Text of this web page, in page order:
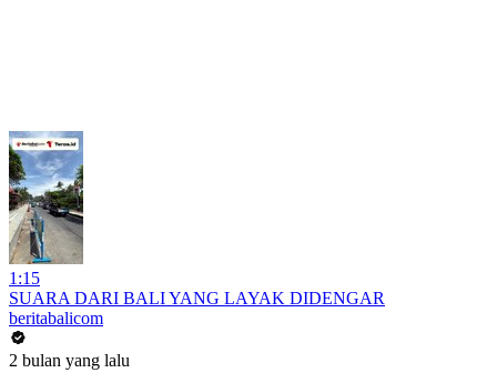
1:15
SUARA DARI BALI YANG LAYAK DIDENGAR
beritabalicom
2 bulan yang lalu